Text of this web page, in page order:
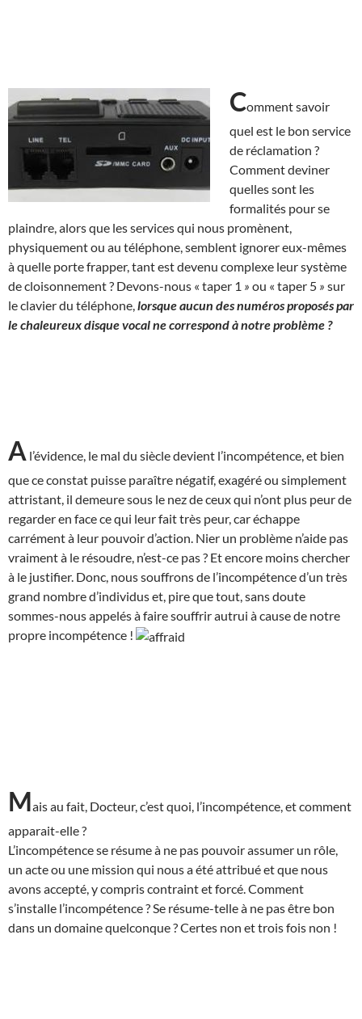
Comment savoir
quel est le bon service
de réclamation ?
Comment deviner
quelles sont les
formalités pour se
plaindre, alors que les services qui nous promènent,
physiquement ou au téléphone, semblent ignorer eux-mêmes
à quelle porte frapper, tant est devenu complexe leur système
de cloisonnement ? Devons-nous « taper 1 » ou « taper 5 » sur
le clavier du téléphone, lorsque aucun des numéros proposés par
le chaleureux disque vocal ne correspond à notre problème ?
A l’évidence, le mal du siècle devient l’incompétence, et bien
que ce constat puisse paraître négatif, exagéré ou simplement
attristant, il demeure sous le nez de ceux qui n’ont plus peur de
regarder en face ce qui leur fait très peur, car échappe
carrément à leur pouvoir d’action. Nier un problème n’aide pas
vraiment à le résoudre, n’est-ce pas ? Et encore moins chercher
à le justifier. Donc, nous souffrons de l’incompétence d’un très
grand nombre d’individus et, pire que tout, sans doute
sommes-nous appelés à faire souffrir autrui à cause de notre
propre incompétence !
Mais au fait, Docteur, c’est quoi, l’incompétence, et comment
apparait-elle ?
L’incompétence se résume à ne pas pouvoir assumer un rôle,
un acte ou une mission qui nous a été attribué et que nous
avons accepté, y compris contraint et forcé. Comment
s’installe l’incompétence ? Se résume-telle à ne pas être bon
dans un domaine quelconque ? Certes non et trois fois non !